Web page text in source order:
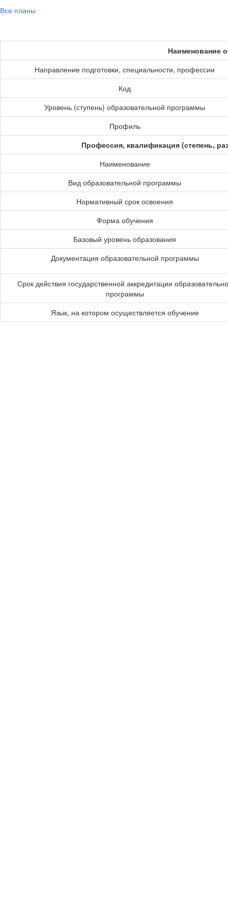
Все планы
Наименование
Направление подготовки, специальности, профессии
Код
Уровень (ступень) образовательной программы
Профиль
Профессия, квалификация (степень,
Наименование
Вид образовательной программы
Нормативный срок освоения
Форма обучения
Базовый уровень образования
Документация образовательной программы
Срок действия государственной аккредитации
программы
Язык, на котором осуществляется обучение